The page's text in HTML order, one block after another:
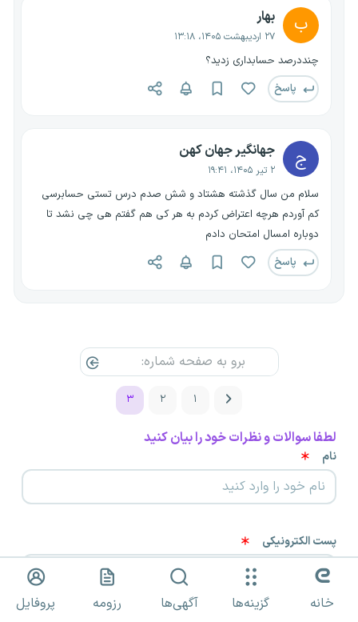
ب بهار
۲۷ اردیبهشت ۱۴۰۵، ۱۳:۱۸
چنددرصد حسابداری زدید؟
پاسخ
ج جهانگیر جهان کهن
۲ تیر ۱۴۰۵، ۱۹:۴۱
سلام من سال گذشته هشتاد و شش صدم درس تستی حسابرسی
کم آوردم هرچه اعتراض کردم به هر کی هم گفتم هی چی نشد تا
دوباره امسال امتحان دادم
پاسخ
۱ ۲ ۳
لطفا سوالات و نظرات خود را بیان کنید
نام
پست الکترونیکی
خانه گزینه‌ها آگهی‌ها رزومه پروفایل